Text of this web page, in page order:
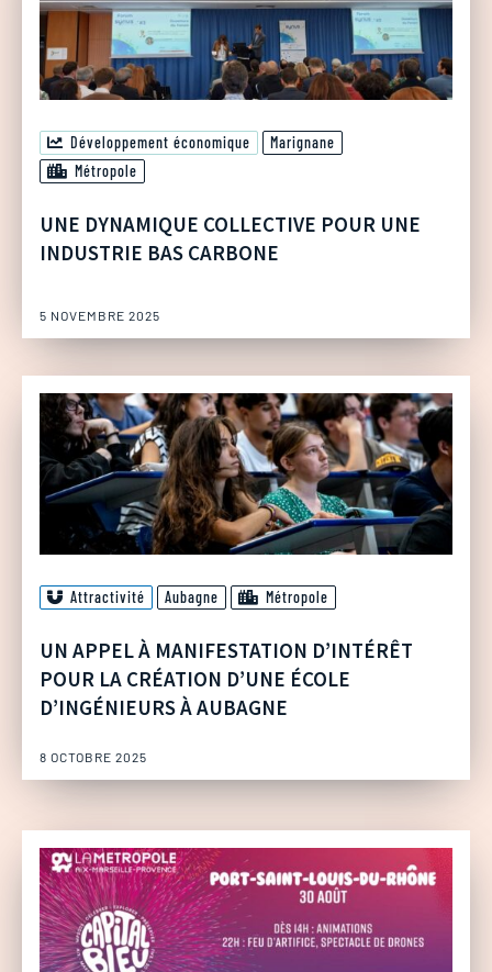
Développement économique
Marignane
Métropole
UNE DYNAMIQUE COLLECTIVE POUR UNE
INDUSTRIE BAS CARBONE
5 NOVEMBRE 2025
Attractivité Aubagne Métropole
UN APPEL À MANIFESTATION D’INTÉRÊT
POUR LA CRÉATION D’UNE ÉCOLE
D’INGÉNIEURS À AUBAGNE
8 OCTOBRE 2025